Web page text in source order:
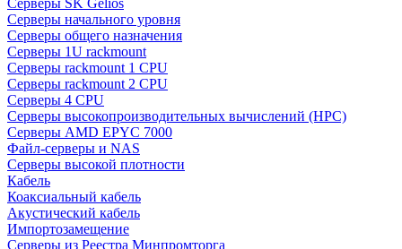
Серверы SK Gelios
Серверы начального уровня
Серверы общего назначения
Серверы 1U rackmount
Серверы rackmount 1 CPU
Серверы rackmount 2 CPU
Серверы 4 CPU
Серверы высокопроизводительных вычислений (HPC)
Серверы AMD EPYC 7000
Файл-серверы и NAS
Серверы высокой плотности
Кабель
Коаксиальный кабель
Акустический кабель
Импортозамещение
Серверы из Реестра Минпромторга